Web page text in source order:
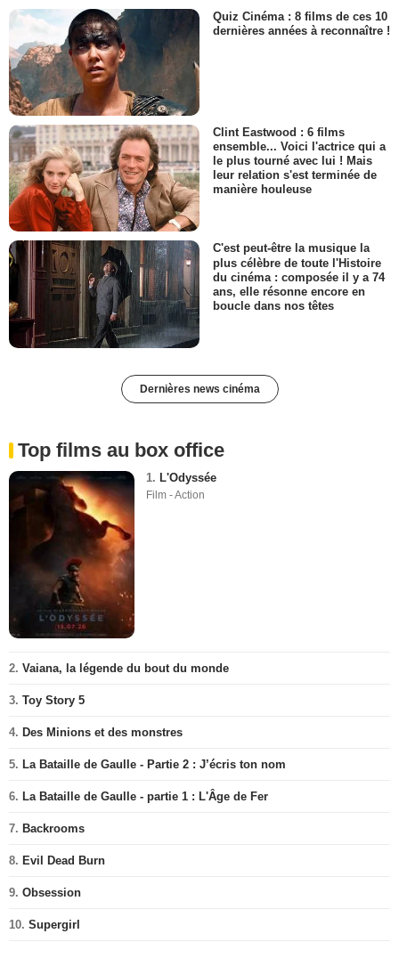
Quiz Cinéma : 8 films de ces 10
dernières années à reconnaître !
Clint Eastwood : 6 films
ensemble... Voici l'actrice qui a
le plus tourné avec lui ! Mais
leur relation s'est terminée de
manière houleuse
C'est peut-être la musique la
plus célèbre de toute l'Histoire
du cinéma : composée il y a 74
ans, elle résonne encore en
boucle dans nos têtes
Dernières news cinéma
Top films au box office
1. L'Odyssée
Film - Action
2. Vaiana, la légende du bout du monde
3. Toy Story 5
4. Des Minions et des monstres
5. La Bataille de Gaulle - Partie 2 : J’écris ton nom
6. La Bataille de Gaulle - partie 1 : L'Âge de Fer
7. Backrooms
8. Evil Dead Burn
9. Obsession
10. Supergirl